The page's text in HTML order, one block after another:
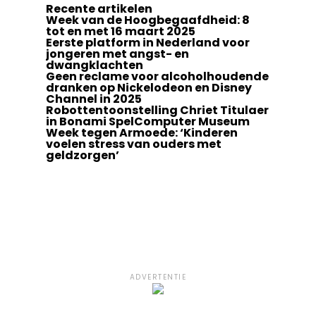
Recente artikelen
Week van de Hoogbegaafdheid: 8
tot en met 16 maart 2025
Eerste platform in Nederland voor
jongeren met angst- en
dwangklachten
Geen reclame voor alcoholhoudende
dranken op Nickelodeon en Disney
Channel in 2025
Robottentoonstelling Chriet Titulaer
in Bonami SpelComputer Museum
Week tegen Armoede: ‘Kinderen
voelen stress van ouders met
geldzorgen’
ADVERTENTIE